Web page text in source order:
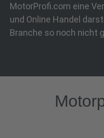
MotorProfi.com eine
und Online Handel
Branche so noch nicht